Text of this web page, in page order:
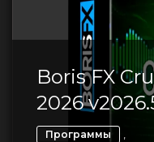
Boris FX
2026
Программы ,